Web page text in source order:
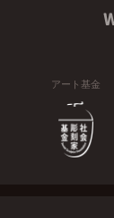
アート基金